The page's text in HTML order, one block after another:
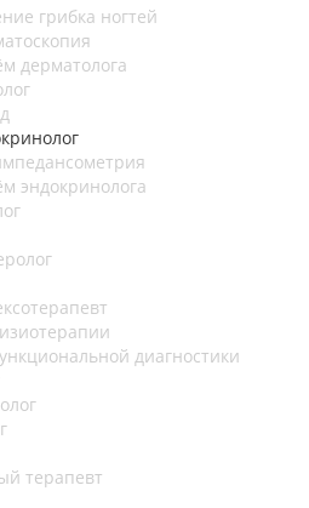
грибка ногтей
дерматолога
эндокринолога
диагностики
терапевт